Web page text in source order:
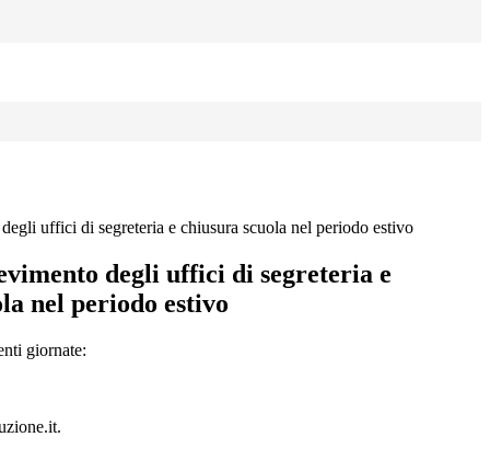
uffici di segreteria e chiusura scuola nel periodo estivo
degli uffici di segreteria e
nel periodo estivo
giornate: